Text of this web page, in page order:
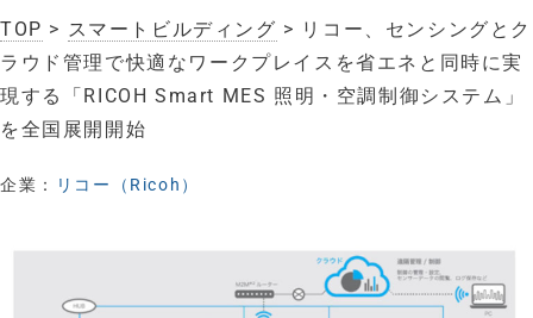
TOP > スマートビルディング > リコー、センシングとク
ラウド管理で快適なワークプレイスを省エネと同時に実
現する「RICOH Smart MES 照明・空調制御システム」
を全国展開開始
企業： リコー（Ricoh）